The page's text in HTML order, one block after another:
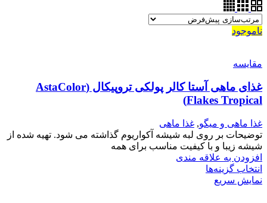
ناموجود
مقايسه
غذای ماهی آستا کالر پولکی تروپیکال (AstaColor
Flakes Tropical)
غذا ماهی و میگو, غذا ماهی
توضیحات بر روی لبه شیشه آکواریوم گذاشته می شود. تهیه شده از
شیشه زیبا و با کیفیت مناسب برای همه
افزودن به علاقه مندی
انتخاب گزینه‌ها
نمایش سریع